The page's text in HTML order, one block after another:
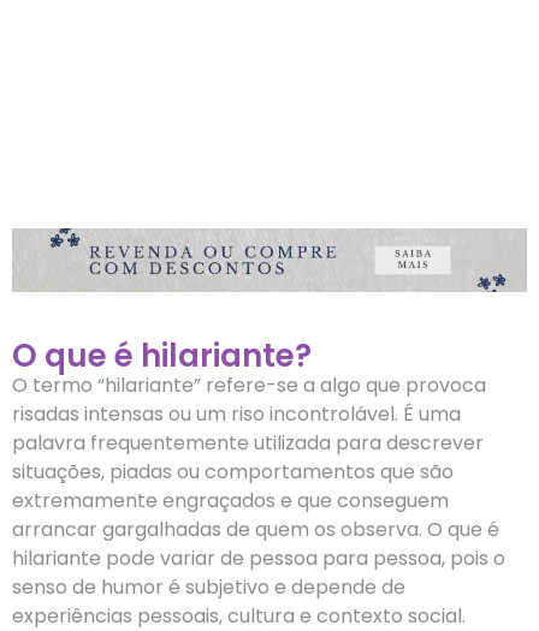
O que é hilariante?
O termo “hilariante” refere-se a algo que provoca
risadas intensas ou um riso incontrolável. É uma
palavra frequentemente utilizada para descrever
situações, piadas ou comportamentos que são
extremamente engraçados e que conseguem
arrancar gargalhadas de quem os observa. O que é
hilariante pode variar de pessoa para pessoa, pois o
senso de humor é subjetivo e depende de
experiências pessoais, cultura e contexto social.